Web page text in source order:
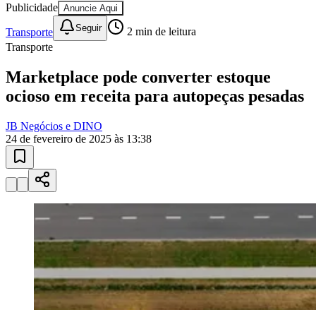
Goiás
Publicidade Anuncie Aqui
Transporte Seguir 2 min de leitura
Transporte
Marketplace pode converter estoque
ocioso em receita para autopeças pesadas
JB Negócios e DINO
24 de fevereiro de 2025 às 13:38